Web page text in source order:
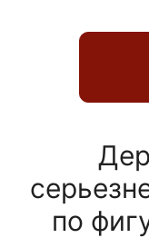
по